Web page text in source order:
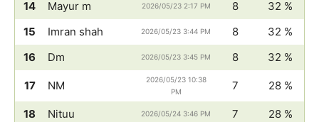
14
Mayur m 2026/05/23 2:17 PM 8
32 %
15
Imran shah 2026/05/23 3:44 PM 8
32 %
16
Dm 2026/05/23 3:45 PM 8 32 %
17 NM
2026/05/23 10:38
PM
7 28 %
18 Nituu 2026/05/24 3:46 PM 7
28 %